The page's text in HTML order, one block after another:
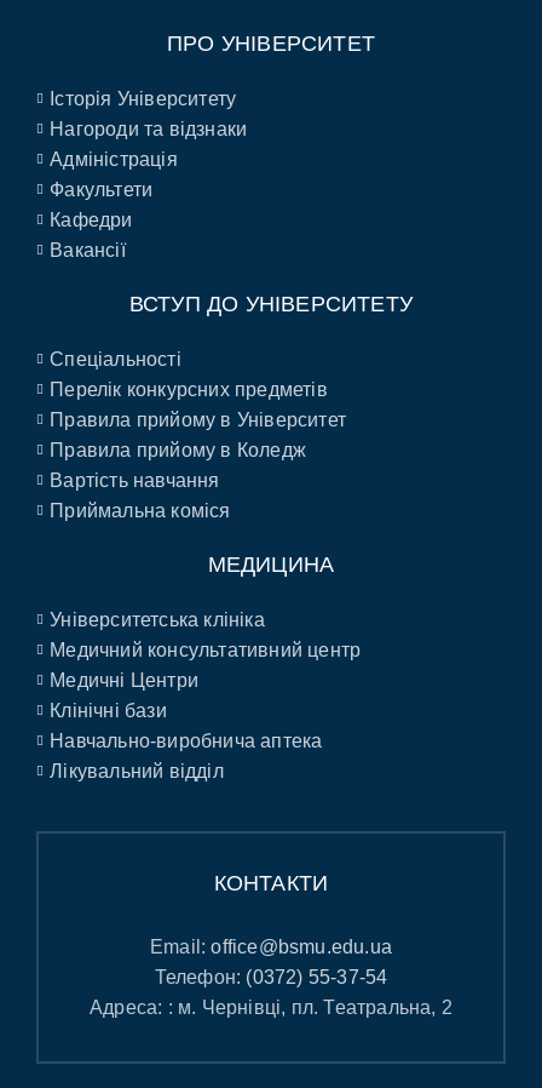
ПРО УНІВЕРСИТЕТ
Історія Університету
Нагороди та відзнаки
Адміністрація
Факультети
Кафедри
Вакансії
ВСТУП ДО УНІВЕРСИТЕТУ
Спеціальності
Перелік конкурсних предметів
Правила прийому в Університет
Правила прийому в Коледж
Вартість навчання
Приймальна коміся
МЕДИЦИНА
Університетська клініка
Медичний консультативний центр
Медичні Центри
Клінічні бази
Навчально-виробнича аптека
Лікувальний відділ
КОНТАКТИ
Email:office@bsmu.edu.ua
Телефон: (0372) 55-37-54
Адреса: : м. Чернівці, пл. Театральна, 2